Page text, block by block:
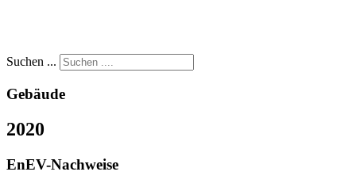
Suchen ...
Gebäude
2020
EnEV-Nachweise